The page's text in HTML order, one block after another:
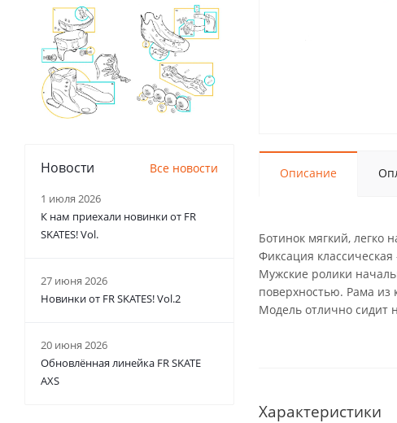
Описание
Ботинок мягкий, легко
Фиксация
Мужские ролики
поверхностью. Рама из
Модель отлично сидит
Характеристики
Новости Все новости
1 июля 2026
К нам приехали новинки от FR
SKATES! Vol.
27 июня 2026
Новинки от FR SKATES! Vol.2
20 июня 2026
Обновлённая линейка FR SKATE
AXS